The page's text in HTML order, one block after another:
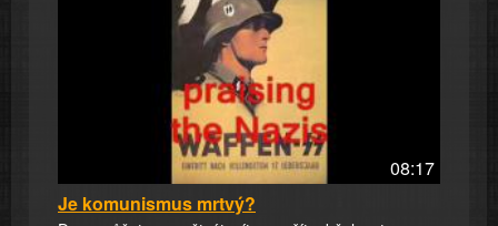
08:17
Je komunismus mrtvý?